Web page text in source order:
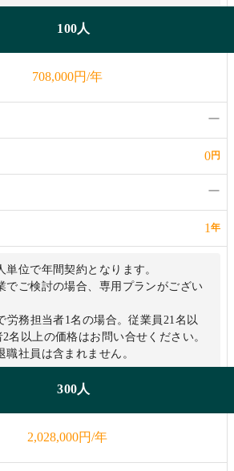
100人
708,000円/年
ー
0円
ー
1 年
位で年間契約となります。
でご検討の場合、専用プランがござい
労務担当者1名の場合。従業員21名以
2名以上の価格はお問い合せください。
社員は含まれません。
300人
2,028,000円/年